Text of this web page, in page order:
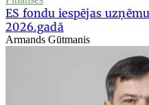
ES fondu iespējas
2026.gadā
Armands Gūtmanis